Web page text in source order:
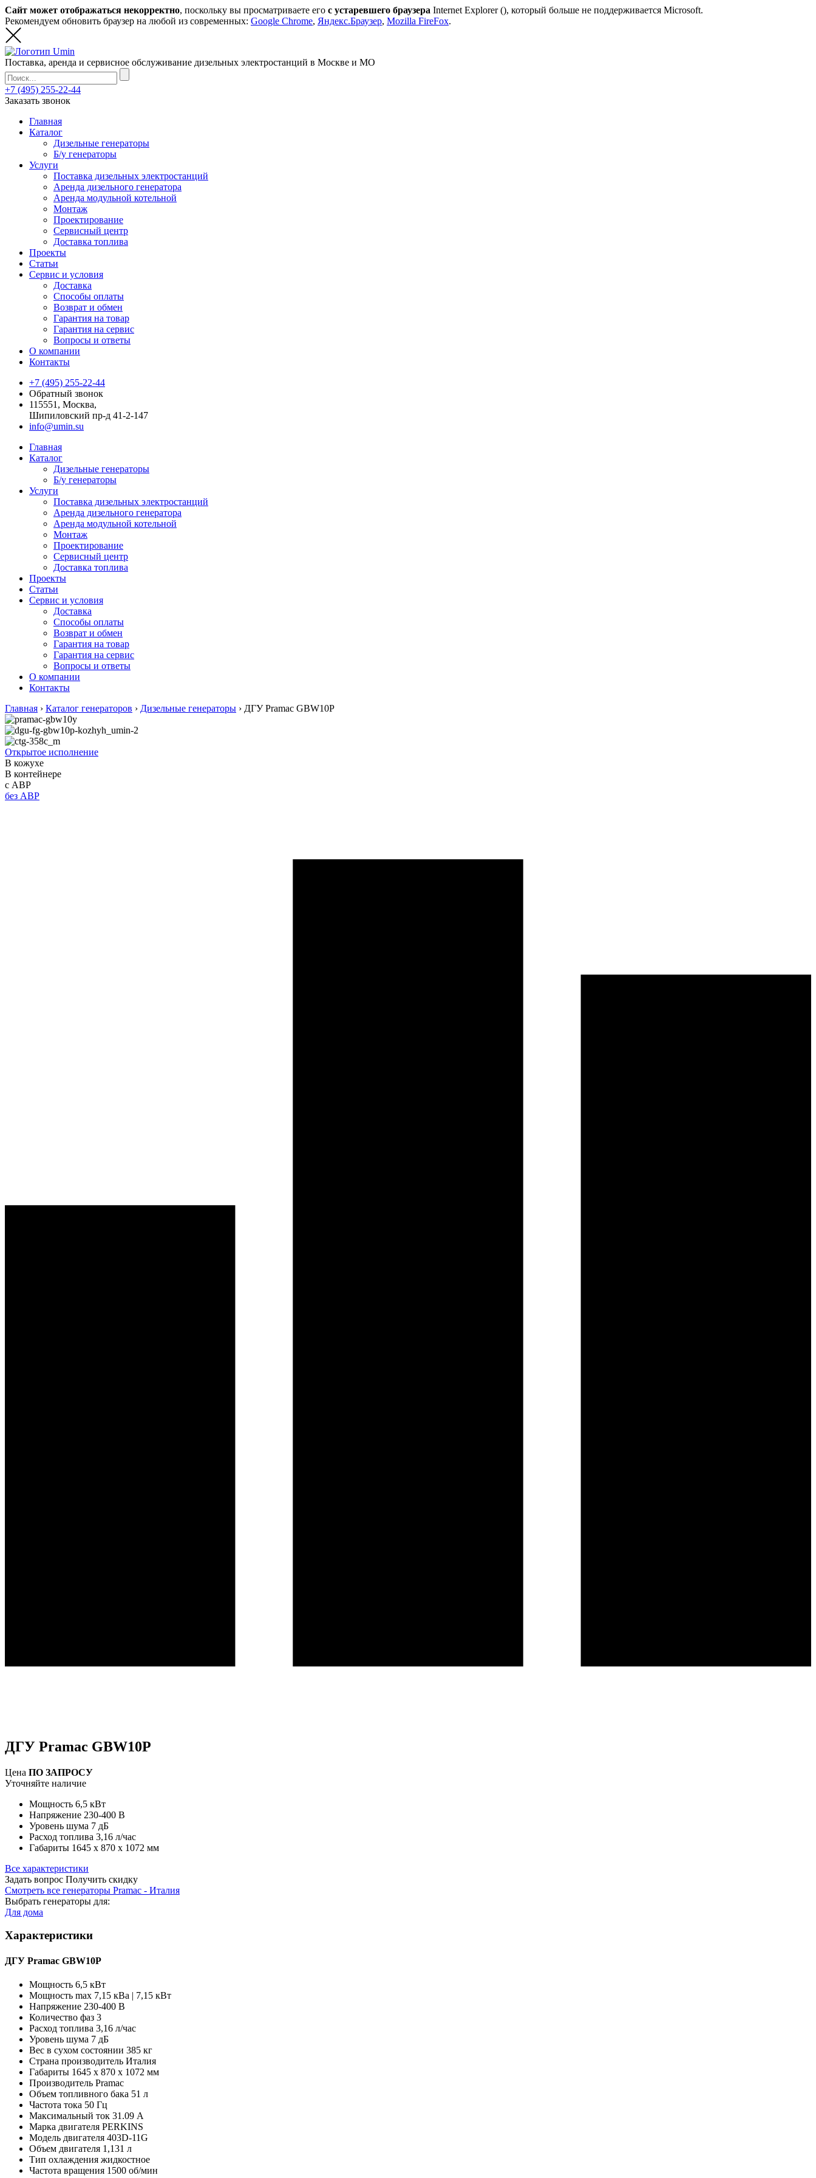
Сайт может отображаться некорректно, поскольку вы просматриваете его с устаревшего браузера Internet Explorer (), который больше не поддерживается Microsoft.
Рекомендуем обновить браузер на любой из современных: Google Chrome, Яндекс.Браузер, Mozilla FireFox.
Поставка, аренда и сервисное обслуживание дизельных электростанций в Москве и МО
+7 (495) 255-22-44
Заказать звонок
Главная
Каталог
Дизельные генераторы
Б/у генераторы
Услуги
Поставка дизельных электростанций
Аренда дизельного генератора
Аренда модульной котельной
Монтаж
Проектирование
Сервисный центр
Доставка топлива
Проекты
Статьи
Сервис и условия
Доставка
Способы оплаты
Возврат и обмен
Гарантия на товар
Гарантия на сервис
Вопросы и ответы
О компании
Контакты
+7 (495) 255-22-44
Обратный звонок
115551, Москва,
Шипиловский пр-д 41-2-147
info@umin.su
Главная
Каталог
Дизельные генераторы
Б/у генераторы
Услуги
Поставка дизельных электростанций
Аренда дизельного генератора
Аренда модульной котельной
Монтаж
Проектирование
Сервисный центр
Доставка топлива
Проекты
Статьи
Сервис и условия
Доставка
Способы оплаты
Возврат и обмен
Гарантия на товар
Гарантия на сервис
Вопросы и ответы
О компании
Контакты
Главная › Каталог генераторов › Дизельные генераторы › ДГУ Pramac GBW10P
Открытое исполнение
В кожухе
В контейнере
с АВР
без АВР
ДГУ Pramac GBW10P
Цена ПО ЗАПРОСУ
Уточняйте наличие
Мощность 6,5 кВт
Напряжение 230-400 В
Уровень шума 7 дБ
Расход топлива 3,16 л/час
Габариты 1645 х 870 х 1072 мм
Все характеристики
Задать вопрос Получить скидку
Смотреть все генераторы Pramac - Италия
Выбрать генераторы для:
Для дома
Характеристики
ДГУ Pramac GBW10P
Мощность 6,5 кВт
Мощность max 7,15 кВа | 7,15 кВт
Напряжение 230-400 В
Количество фаз 3
Расход топлива 3,16 л/час
Уровень шума 7 дБ
Вес в сухом состоянии 385 кг
Страна производитель Италия
Габариты 1645 х 870 х 1072 мм
Производитель Pramac
Объем топливного бака 51 л
Частота тока 50 Гц
Максимальный ток 31.09 А
Марка двигателя PERKINS
Модель двигателя 403D-11G
Объем двигателя 1,131 л
Тип охлаждения жидкостное
Частота вращения 1500 об/мин